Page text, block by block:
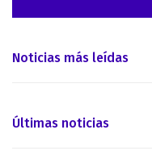
Noticias más leídas
Últimas noticias